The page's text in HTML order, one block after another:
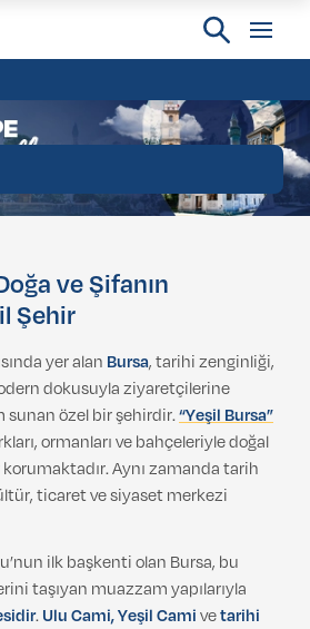
ve Şifanın
Şehir
yer alan Bursa, tarihi zenginliği,
dokusuyla ziyaretçilerine
özel bir şehirdir.“Yeşil Bursa”
ormanları ve bahçeleriyle doğal
Aynı zamanda tarih
ticaret ve siyaset merkezi
ilk başkenti olan Bursa, bu
taşıyan muazzam yapılarıyla
.Ulu Cami, Yeşil Camivetarihi